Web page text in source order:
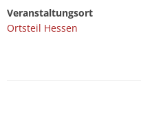
Veranstaltungsort
Ortsteil Hessen